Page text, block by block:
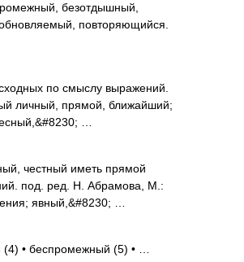
безотдышный,
повторяющийся.
по смыслу выражений.
личный, прямой, ближайший;
…
честный иметь прямой
под. ред. Н. Абрамова, М.:
явный,&#8230; …
• беспромежный (5) • …